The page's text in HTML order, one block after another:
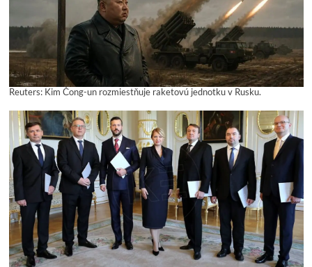
Reuters: Kim Čong-un rozmiestňuje raketovú jednotku v Rusku.